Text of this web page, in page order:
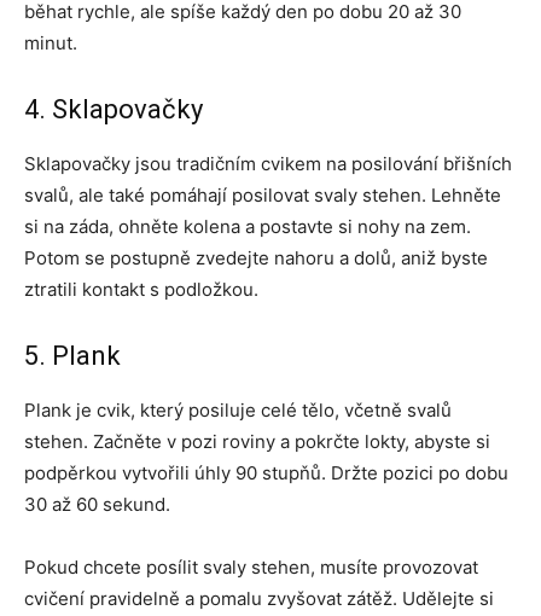
běhat rychle, ale spíše každý den po dobu 20 až 30
minut.
4. Sklapovačky
Sklapovačky jsou tradičním cvikem na posilování břišních
svalů, ale také pomáhají posilovat svaly stehen. Lehněte
si na záda, ohněte kolena a postavte si nohy na zem.
Potom se postupně zvedejte nahoru a dolů, aniž byste
ztratili kontakt s podložkou.
5. Plank
Plank je cvik, který posiluje celé tělo, včetně svalů
stehen. Začněte v pozi roviny a pokrčte lokty, abyste si
podpěrkou vytvořili úhly 90 stupňů. Držte pozici po dobu
30 až 60 sekund.
Pokud chcete posílit svaly stehen, musíte provozovat
cvičení pravidelně a pomalu zvyšovat zátěž. Udělejte si